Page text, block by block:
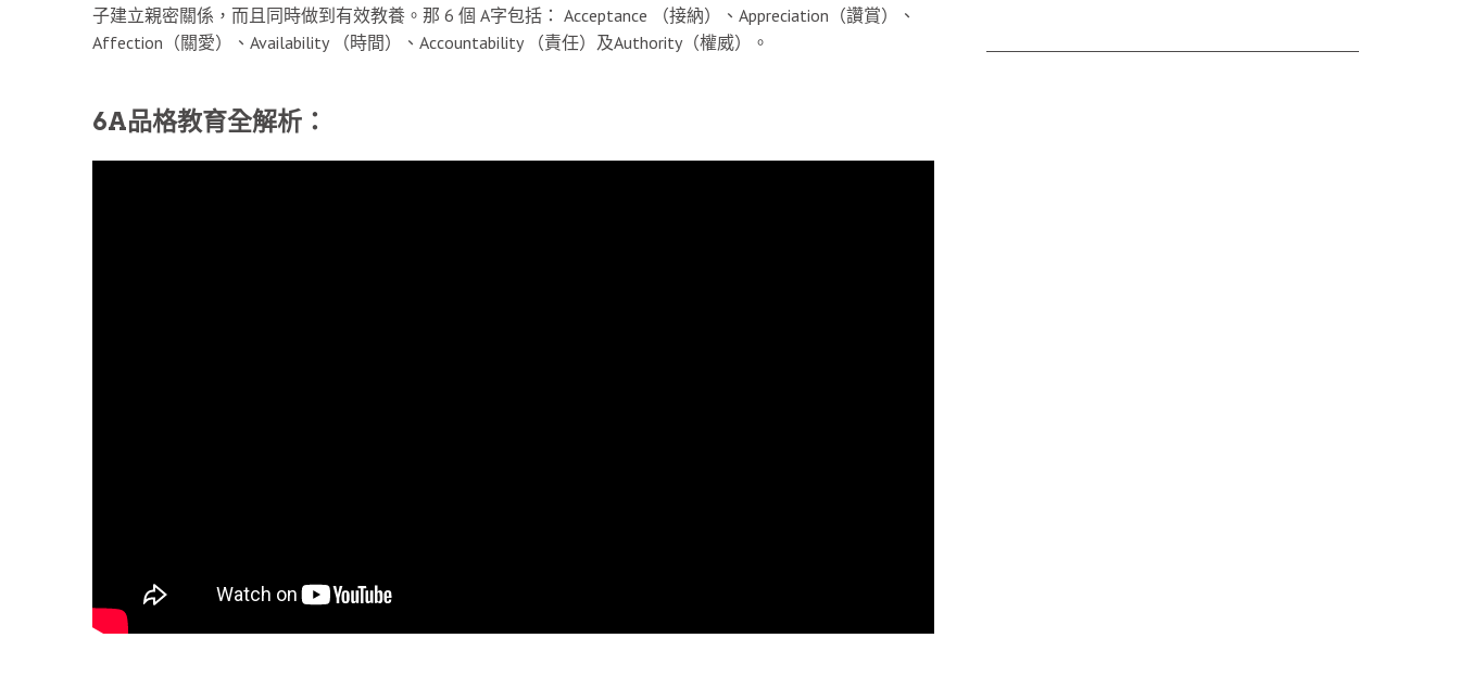
子建立親密關係，而且同時做到有效教養。那 6 個 A字包括： Acceptance （接納）、Appreciation（讚賞）、
Affection（關愛）、Availability （時間）、Accountability （責任）及Authority（權威）。
6A品格教育全解析：